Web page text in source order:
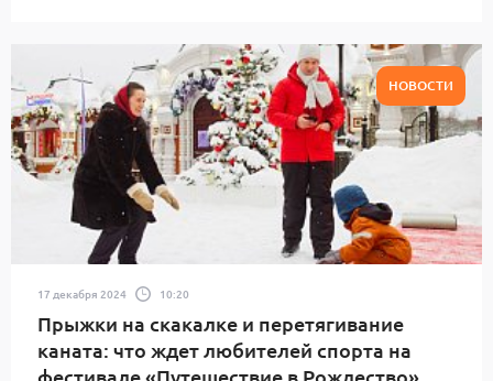
НОВОСТИ
17 декабря 2024 10:20
Прыжки на скакалке и перетягивание
каната: что ждет любителей спорта на